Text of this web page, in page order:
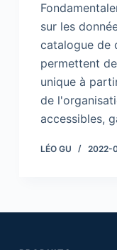
sur les
catalogue de
permettent
unique à
de
accessibles,
LÉO GU 2022-